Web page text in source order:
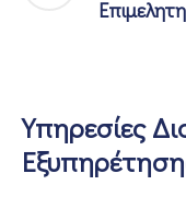
Υπηρεσίες